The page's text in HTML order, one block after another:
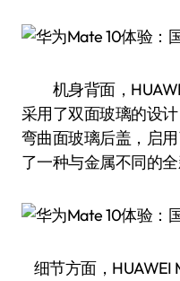
机身背面，
采用了双面玻璃的设
弯曲面玻璃后盖，启
了一种与金属不同的全
细节方面，HUAWEI